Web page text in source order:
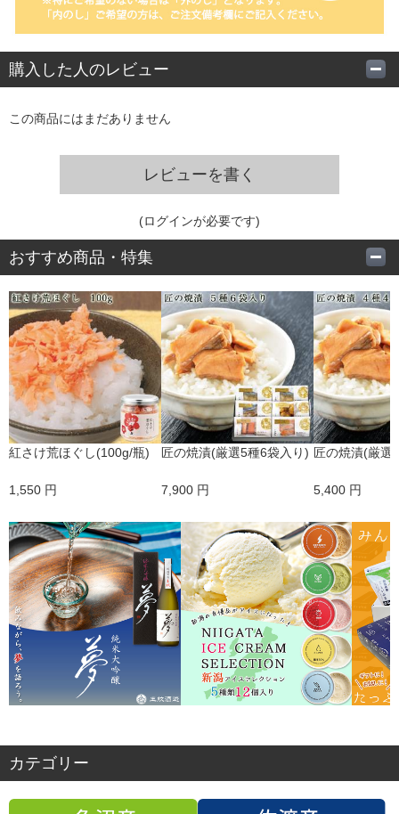
購入した人のレビュー
この商品にはまだありません
レビューを書く
(ログインが必要です)
おすすめ商品・特集
紅さけ荒ほぐし(100g/瓶)
1,550 円
匠の焼漬(厳選5種6袋入り)
7,900 円
匠の焼漬(厳選
5,400 円
カテゴリー